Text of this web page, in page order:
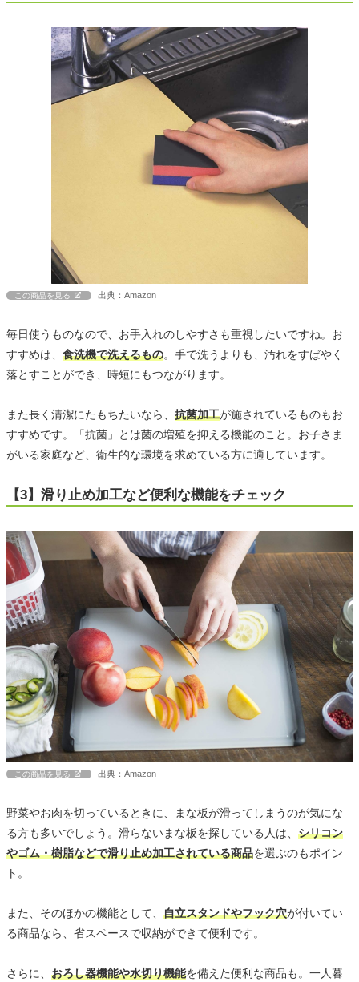
この商品を見る 出典：Amazon
毎日使うものなので、お手入れのしやすさも重視したいですね。お
すすめは、 食洗機で洗えるもの。手で洗うよりも、汚れをすばやく
落とすことができ、時短にもつながります。
また長く清潔にたもちたいなら、 抗菌加工が施されているものもお
すすめです。「抗菌」とは菌の増殖を抑える機能のこと。お子さま
がいる家庭など、衛生的な環境を求めている方に適しています。
【3】滑り止め加工など便利な機能をチェック
この商品を見る 出典：Amazon
野菜やお肉を切っているときに、まな板が滑ってしまうのが気にな
る方も多いでしょう。滑らないまな板を探している人は、 シリコン
やゴム・樹脂などで滑り止め加工されている商品を選ぶのもポイン
ト。
また、そのほかの機能として、 自立スタンドやフック穴が付いてい
る商品なら、省スペースで収納ができて便利です。
さらに、 おろし器機能や水切り機能を備えた便利な商品も。一人暮